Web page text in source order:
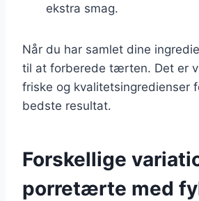
ekstra smag.
Når du har samlet dine
til at forberede tærten. Det er
friske og kvalitetsingredienser
bedste resultat.
Forskellige
porretærte med